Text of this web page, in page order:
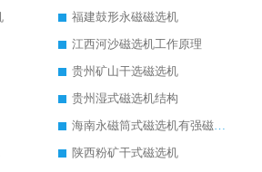
福建鼓形永磁磁选机
江西河沙磁选机工作原理
贵州矿山干选磁选机
贵州湿式磁选机结构
海南永磁筒式磁选机有强磁的吗
陕西粉矿干式磁选机